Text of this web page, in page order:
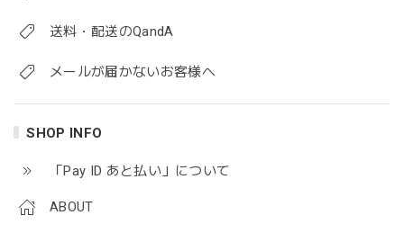
送料・配送のQandA
メールが届かないお客様へ
SHOP INFO
「Pay ID あと払い」について
ABOUT